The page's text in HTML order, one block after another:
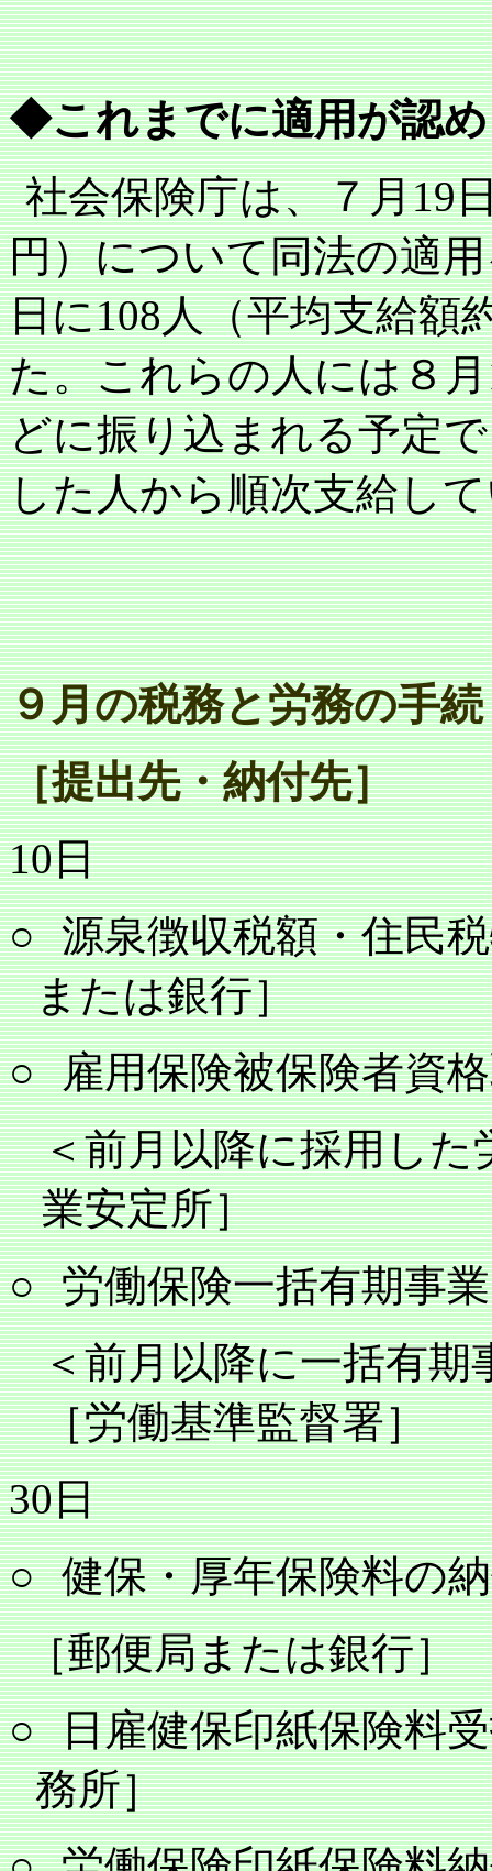
◆これまでに適用が認
社会保険庁は、７月19
円）について同法の適
日に108人（平均支給額
た。これらの人には８月
どに振り込まれる予定
した人から順次支給し
９月の税務と労務の手続
［提出先・納付先］
10日
○ 源泉徴収税額・住民
または銀行］
○ 雇用保険被保険者資
＜前月以降に採用し
業安定所］
○ 労働保険一括有期事
＜前月以降に一括有
［労働基準監督署］
30日
○ 健保・厚年保険料の
［郵便局または銀行］
○ 日雇健保印紙保険料
務所］